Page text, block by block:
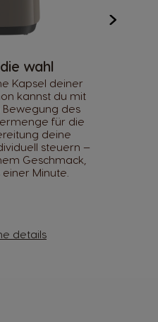
wahl
Kapsel deiner
kannst du mit
des
für die
deine
steuern —
Geschmack,
Minute.
details